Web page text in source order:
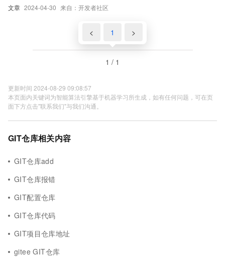
文章 2024-04-30 来自：开发者社区
< 1 >
1 / 1
更新时间 2024-08-29 09:08:57
本页面内关键词为智能算法引擎基于机器学习所生成，如有任何问题，可在页
面下方点击"联系我们"与我们沟通。
GIT仓库相关内容
GIT仓库add
GIT仓库报错
GIT配置仓库
GIT仓库代码
GIT项目仓库地址
gitee GIT仓库